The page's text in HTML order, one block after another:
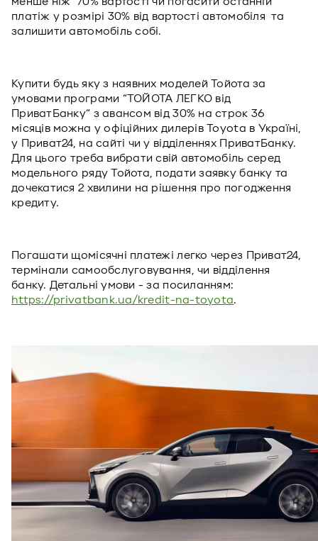
платіж у розмірі 30% від вартості автомобіля та
залишити автомобіль собі.
Купити будь яку з наявних моделей Тойота за
умовами програми “ТОЙОТА ЛЕГКО від
ПриватБанку“ з авансом від 30% на строк 36
місяців можна у офіційних дилерів Toyota в Україні,
у Приват24, на сайті чи у відділеннях ПриватБанку.
Для цього треба вибрати свій автомобіль серед
модельного ряду Тойота, подати заявку банку та
дочекатися 2 хвилини на рішення про погодження
кредиту.
Погашати щомісячні платежі легко через Приват24,
термінали самообслуговування, чи відділення
банку. Детальні умови - за посиланням:
https://privatbank.ua/kredit-na-toyota.